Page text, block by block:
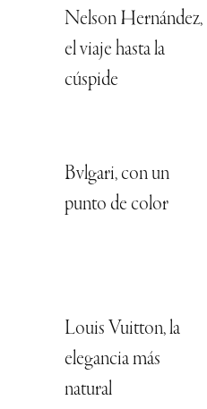
Nelson Hernández,
el viaje hasta la
cúspide
Bvlgari, con un
punto de color
Louis Vuitton, la
elegancia más
natural